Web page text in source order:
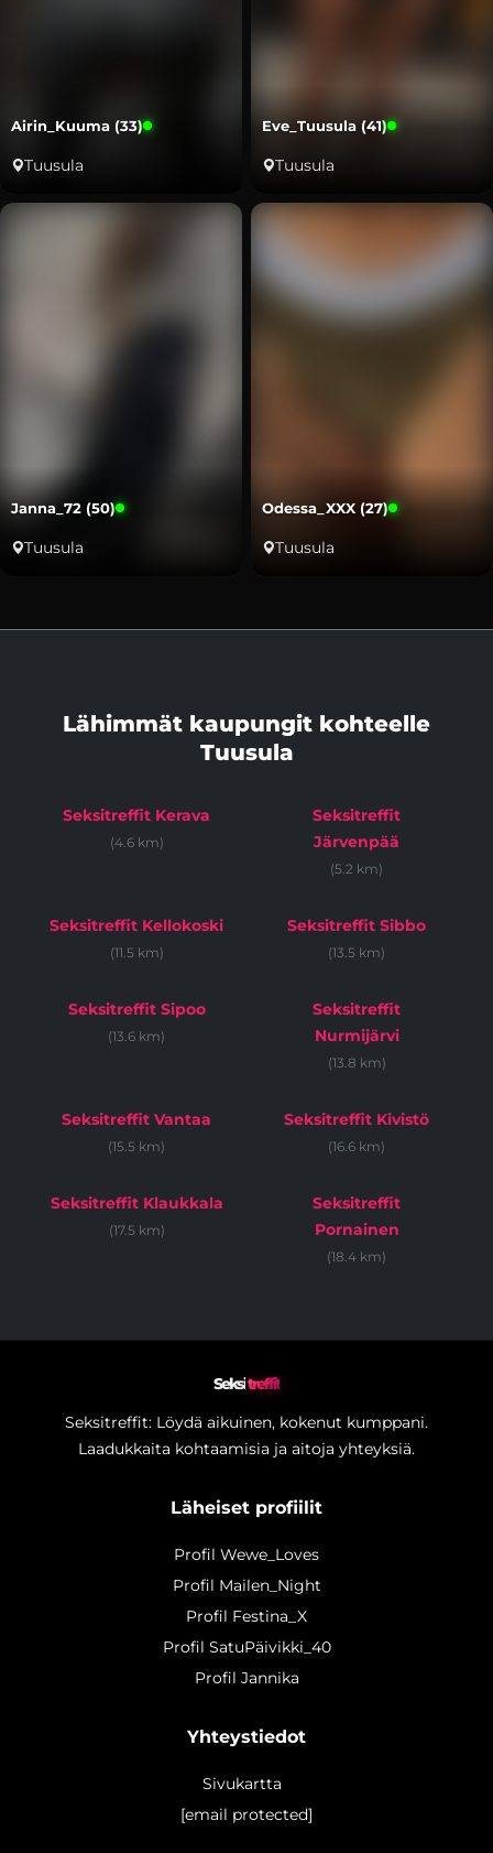
Airin_Kuuma (33)
Tuusula
Eve_Tuusula (41)
Tuusula
Janna_72 (50)
Tuusula
Odessa_XXX (27)
Tuusula
Lähimmät kaupungit kohteelle
Tuusula
Seksitreffit Kerava
(4.6 km)
Seksitreffit
Järvenpää
(5.2 km)
Seksitreffit Kellokoski
(11.5 km)
Seksitreffit Sibbo
(13.5 km)
Seksitreffit Sipoo
(13.6 km)
Seksitreffit
Nurmijärvi
(13.8 km)
Seksitreffit Vantaa
(15.5 km)
Seksitreffit Kivistö
(16.6 km)
Seksitreffit Klaukkala
(17.5 km)
Seksitreffit
Pornainen
(18.4 km)
Seksitreffit
Seksitreffit: Löydä aikuinen, kokenut kumppani.
Laadukkaita kohtaamisia ja aitoja yhteyksiä.
Läheiset profiilit
Profil Wewe_Loves
Profil Mailen_Night
Profil Festina_X
Profil SatuPäivikki_40
Profil Jannika
Yhteystiedot
Sivukartta
[email protected]